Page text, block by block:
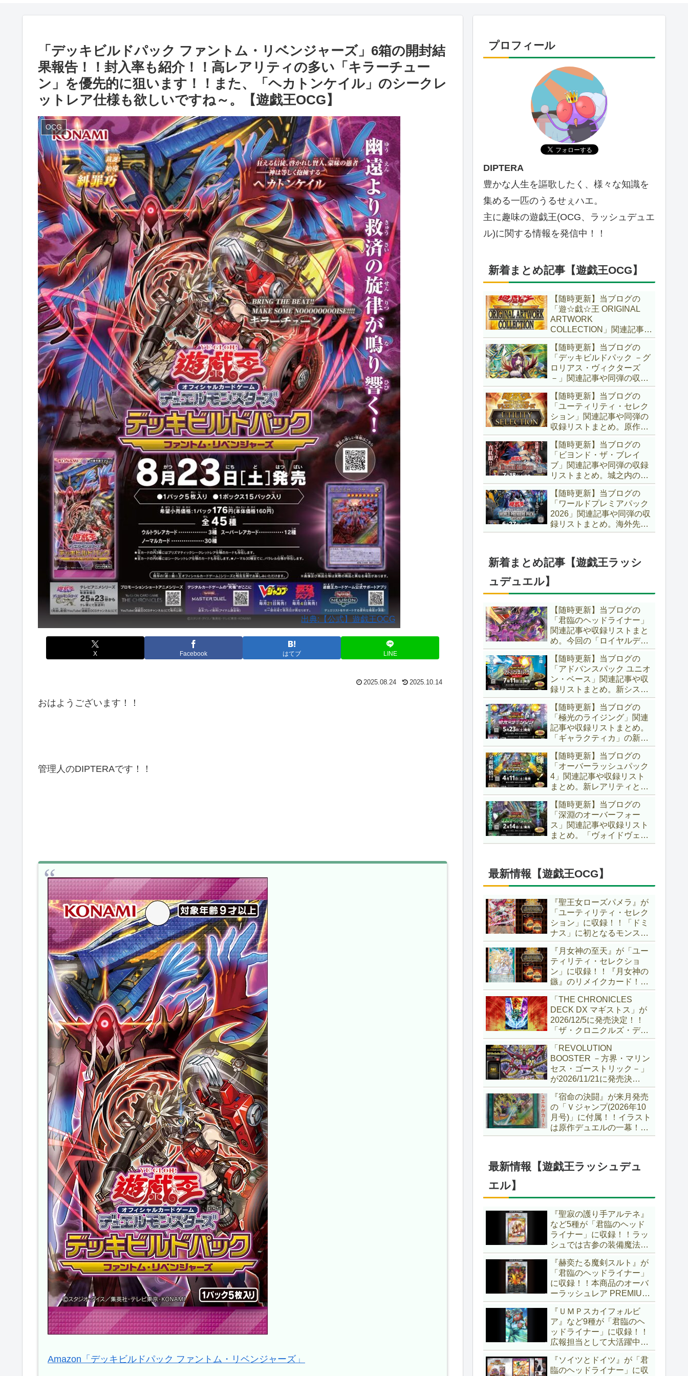
「デッキビルドパック ファントム・リベンジャーズ」6箱の開封結
果報告！！封入率も紹介！！高レアリティの多い「キラーチュー
ン」を優先的に狙います！！また、「ヘカトンケイル」のシークレ
ットレア仕様も欲しいですね～。【遊戯王OCG】
OCG
出典:【公式】遊戯王OCG
X Facebook はてブ LINE
2025.08.24 2025.10.14
おはようございます！！
管理人のDIPTERAです！！
Amazon「デッキビルドパック ファントム・リベンジャーズ」
プロフィール
DIPTERA
豊かな人生を謳歌したく、様々な知識を
集める一匹のうるせぇハエ。
主に趣味の遊戯王(OCG、ラッシュデュエ
ル)に関する情報を発信中！！
新着まとめ記事【遊戯王OCG】
【随時更新】当ブログの
「遊☆戯☆王 ORIGINAL
ARTWORK
COLLECTION」関連記事や
同弾の収録リストまとめ。
マンガスタイルとオーバー
フレームに焦点を当てた新
商品！！また、原作のモン
スターもリメイクされてい
ます！！【遊戯王OCG】
【随時更新】当ブログの
「デッキビルドパック －グ
ロリアス・ヴィクターズ
－」関連記事や同弾の収録
リストまとめ。効果を持た
ない古のモンスターを使役
する儀式テーマ「セネト」
に加え、「レイズ・ムー
ン」や「異解△」も登
場！！【遊戯王OCG】
【随時更新】当ブログの
「ユーティリティ・セレク
ション」関連記事や同弾の
収録リストまとめ。原作の
名シーンや懐かしの人気モ
ンスターをイメージした新
規カードが多数登場！！ま
た、「ドミナス」などの豪
華再録にも注目ですね～。
【遊戯王OCG】
【随時更新】当ブログの
「ビヨンド・ザ・ブレイ
ブ」関連記事や同弾の収録
リストまとめ。城之内のカ
ードたちが『時の黒魔術
師』関連となってリメイ
ク！！さらに、「Ｄ－ＨＥ
ＲＯ」の『幽獄の時計塔』
も待望のリメイクです！！
【随時更新】当ブログの
「ワールドプレミアパック
2026」関連記事や同弾の収
録リストまとめ。海外先行
カードが例年より早く来
ージした『リビングデッド
の呼び声』関連に注目が集
新着まとめ記事【遊戯王ラッシ
ュデュエル】
【随時更新】当ブログの
「君臨のヘッドライナー」
関連記事や収録リストまと
め。今回の「ロイヤルデモ
ンズ」は相手モンスターを
リリース！！また、新テー
マとして「救惺」、「ヘル
シィ」、「ゴエゴエ」も登
場です！！【遊戯王ラッシ
ュデュエル】
【随時更新】当ブログの
「アドバンスパック ユニオ
ン・ベース」関連記事や収
録リストまとめ。新システ
ム「ユニオンフュージョ
ン」の登場により、ようや
く原作さながらの「ＸＹ
Ｚ」が使用可能となりまし
た！！【遊戯王ラッシュデ
ュエル】
【随時更新】当ブログの
「極光のライジング」関連
記事や収録リストまとめ。
「ギャラクティカ」の新た
なフュージョンモンスター
やイラスト違い、「報道」
の強化に加え、幻竜族の新
テーマ「纏竜」も登場で
す！！【遊戯王ラッシュデ
ュエル】
【随時更新】当ブログの
「オーバーラッシュパック
4」関連記事や収録リスト
まとめ。新レアリティとし
てフルオーバーラッシュレ
ア仕様が初登場！！そし
て、OCGの大人気テーマ
「霊使い」も同時に実装さ
れています！！【遊戯王ラ
【随時更新】当ブログの
「深淵のオーバーフォー
ス」関連記事や収録リスト
まとめ。「ヴォイドヴェル
グ」や「夢中」、「ラ
「コスモス姫」などの人気
テーマ強化に加え、「冥
跡」もテーマ化です！！
【遊戯王ラッシュデュエ
ル】
最新情報【遊戯王OCG】
『聖王女ローズパメラ』が
「ユーティリティ・セレク
ション」に収録！！「ドミ
ナス」に初となるモンスタ
ーが登場！！『聖王の粉
砕』や『列王詩篇』に描か
れていた少女で、実際にこ
の2種を強力にサポートし
ていますね！！【遊戯王
OCG】
『月女神の至天』が「ユー
ティリティ・セレクショ
ン」に収録！！『月女神の
鏃』のリメイクカード！！
選出傾向が読めなくなりま
したが、後攻向けとは言え
無効化範囲の広がった『墓
穴の指名者』はめちゃくち
ゃ強力ですね！？【遊戯王
OCG】
「THE CHRONICLES
DECK DX マギストス」が
2026/12/5に発売決定！！
「ザ・クロニクルズ・デッ
キ」がリニューアル！！第
1弾は「マギストス」と
「エンディミオン」が選出
されています！！【遊戯王
OCG】
「REVOLUTION
BOOSTER －方界・マリン
セス・ゴーストリック－」
が2026/11/21に発売決
定！！「レボリューション
ブースター」の第2弾！！
今回は前回以上に個性派揃
いとなりましたね～。【遊
戯王OCG】
『宿命の決闘』が来月発売
の「Ｖジャンプ(2026年10
月号)」に付属！！イラスト
は原作デュエルの一幕！！
初期型デュエルディスクの
でしたし、それを再現する
のかな？【遊戯王OCG】
最新情報【遊戯王ラッシュデュ
エル】
『聖寂の護り手アルテネ』
など5種が「君臨のヘッド
ライナー」に収録！！ラッ
シュでは古参の装備魔法
『アルテネの加護』がテー
マ化！！3種のユニオンが
存在し、天使族では汎用的
なサポーターとなります
ね！！【遊戯王ラッシュデ
ュエル】
『赫奕たる魔剣スルト』が
「君臨のヘッドライナー」
に収録！！本商品のオーバ
ーラッシュレア PREMIUM
BLACK Ver.枠！！初の下級
モンスターで、「ヘルシ
ィ」と相性抜群なバウンス
効果持ちです！！【遊戯王
ラッシュデュエル】
『ＵＭＰスカイフォルビ
ア』など9種が「君臨のヘ
ッドライナー」に収録！！
広報担当として大活躍中の
『ラワン冒険隊』がテーマ
化！！まさかのユニオンテ
ーマですし、関連カードも
『ソイツとドイツ』が「君
臨のヘッドライナー」に収